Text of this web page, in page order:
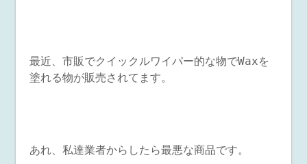
最近、市販でクイックルワイパー的な物でWaxを
塗れる物が販売されてます。
あれ、私達業者からしたら最悪な商品です。